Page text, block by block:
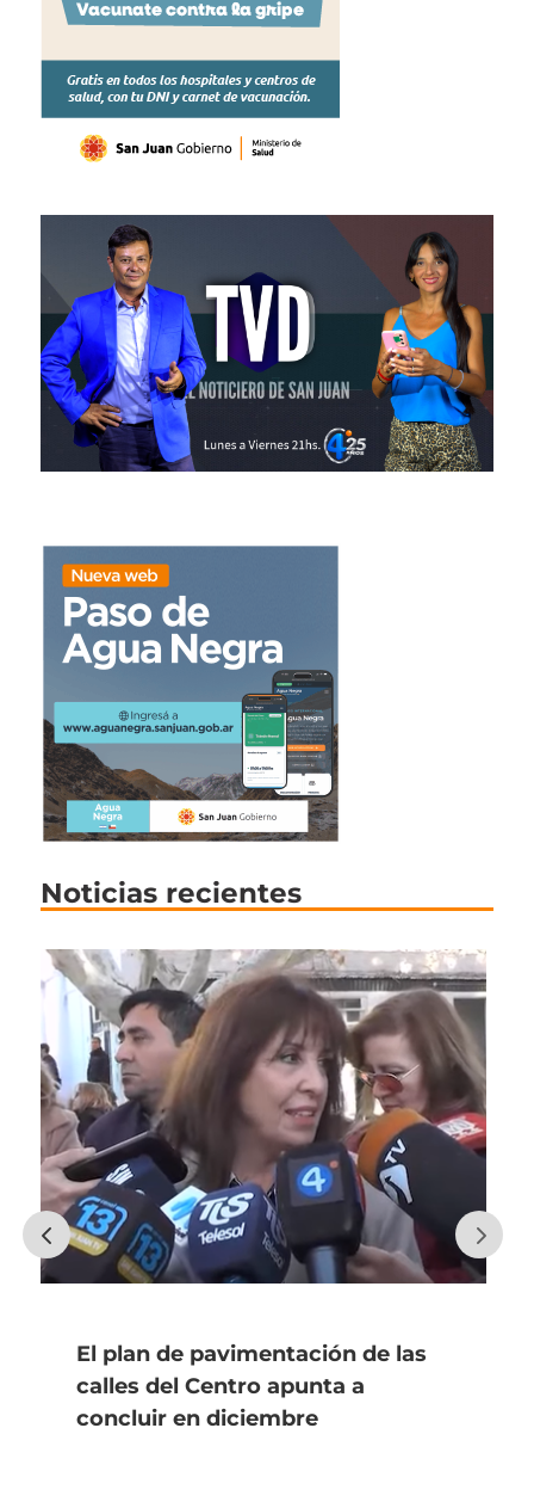
Noticias recientes
El plan de pavimentación de las
calles del Centro apunta a
concluir en diciembre